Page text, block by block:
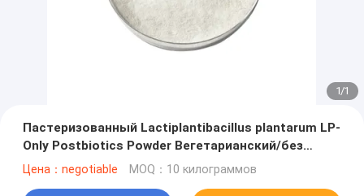
1/1
Пастеризованный Lactiplantibacillus plantarum LP-
Only Postbiotics Powder Вегетарианский/без
аллергенов/без глютена/без молочных
Цена：negotiable MOQ：10 килограммов